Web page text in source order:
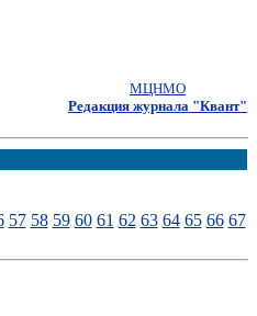
МЦНМО
Редакция журнала "Квант"
57 58 59 60 61 62 63 64 65 66 67